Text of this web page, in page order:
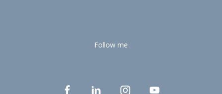
Follow me